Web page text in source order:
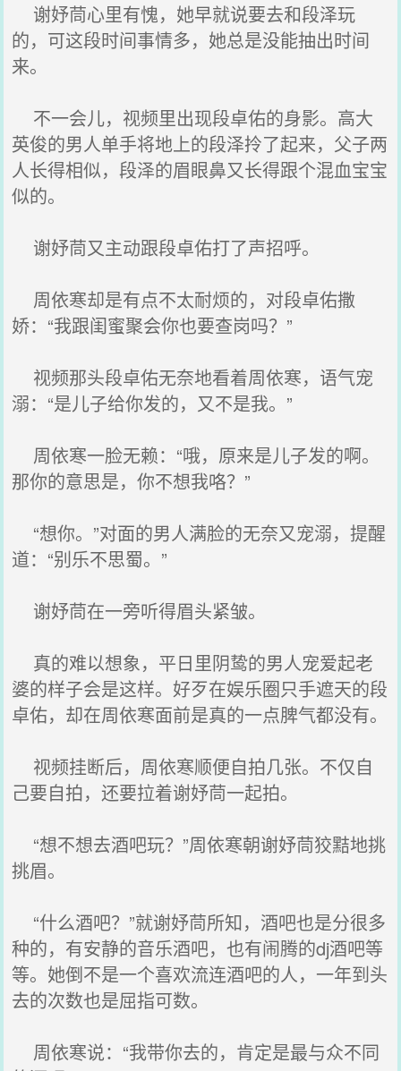
谢妤茼心里有愧，她早就说要去和段泽玩
的，可这段时间事情多，她总是没能抽出时间
来。
不一会儿，视频里出现段卓佑的身影。高大
英俊的男人单手将地上的段泽拎了起来，父子两
人长得相似，段泽的眉眼鼻又长得跟个混血宝宝
似的。
谢妤茼又主动跟段卓佑打了声招呼。
周依寒却是有点不太耐烦的，对段卓佑撒
娇：“我跟闺蜜聚会你也要查岗吗？”
视频那头段卓佑无奈地看着周依寒，语气宠
溺：“是儿子给你发的，又不是我。”
周依寒一脸无赖：“哦，原来是儿子发的啊。
那你的意思是，你不想我咯？”
“想你。”对面的男人满脸的无奈又宠溺，提醒
道：“别乐不思蜀。”
谢妤茼在一旁听得眉头紧皱。
真的难以想象，平日里阴鸷的男人宠爱起老
婆的样子会是这样。好歹在娱乐圈只手遮天的段
卓佑，却在周依寒面前是真的一点脾气都没有。
视频挂断后，周依寒顺便自拍几张。不仅自
己要自拍，还要拉着谢妤茼一起拍。
“想不想去酒吧玩？”周依寒朝谢妤茼狡黠地挑
挑眉。
“什么酒吧？”就谢妤茼所知，酒吧也是分很多
种的，有安静的音乐酒吧，也有闹腾的dj酒吧等
等。她倒不是一个喜欢流连酒吧的人，一年到头
去的次数也是屈指可数。
周依寒说：“我带你去的，肯定是最与众不同